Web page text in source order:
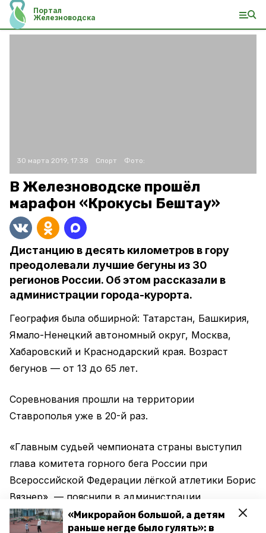
«Микрорайон большой, а детям
раньше негде было гулять»: в
Портал
Железноводска
30 марта 2019, 17:38 Спорт Фото:
В Железноводске прошёл
марафон «Крокусы Бештау»
Дистанцию в десять километров в гору
преодолевали лучшие бегуны из 30
регионов России. Об этом рассказали в
администрации города-курорта.
География была обширной: Татарстан, Башкирия,
Ямало-Ненецкий автономный округ, Москва,
Хабаровский и Краснодарский края. Возраст
бегунов — от 13 до 65 лет.
Соревнования прошли на территории
Ставрополья уже в 20-й раз.
«Главным судьей чемпионата страны выступил
глава комитета горного бега России при
Всероссийской Федерации лёгкой атлетики Борис
Вязнер», — пояснили в администрации
Железноводска.